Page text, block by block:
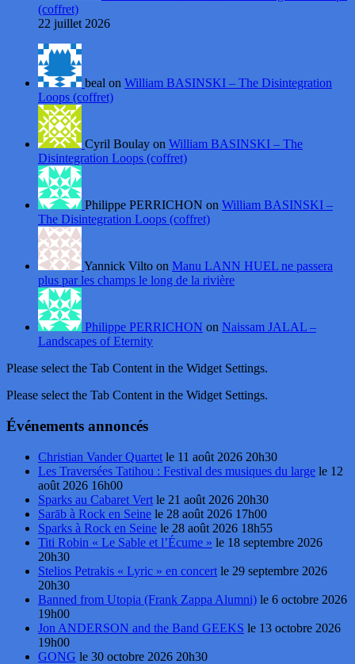
(coffret)
22 juillet 2026
beal on William BASINSKI – The Disintegration
Loops (coffret)
Cyril Boulay on William BASINSKI – The
Disintegration Loops (coffret)
Philippe PERRICHON on William BASINSKI –
The Disintegration Loops (coffret)
Yannick Vilto on Manu LANN HUEL ne passera
plus par les champs le long de la rivière
Philippe PERRICHON on Naissam JALAL –
Landscapes of Eternity
Please select the Tab Content in the Widget Settings.
Please select the Tab Content in the Widget Settings.
Événements annoncés
Christian Vander Quartet le 11 août 2026 20h30
Les Traversées Tatihou : Festival des musiques du large le 12
août 2026 16h00
Sparks au Cabaret Vert le 21 août 2026 20h30
Sarāb à Rock en Seine le 28 août 2026 17h00
Sparks à Rock en Seine le 28 août 2026 18h55
Titi Robin « Le Sable et l’Écume » le 18 septembre 2026
20h30
Stelios Petrakis « Lyric » en concert le 29 septembre 2026
20h30
Banned from Utopia (Frank Zappa Alumni) le 6 octobre 2026
19h00
Jon ANDERSON and the Band GEEKS le 13 octobre 2026
19h00
GONG le 30 octobre 2026 20h30